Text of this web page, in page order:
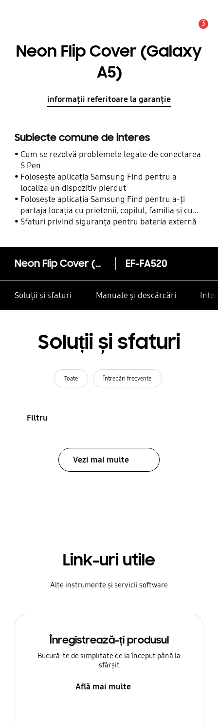
3
Neon Flip Cover (Galaxy
A5)
informații referitoare la garanție
Subiecte comune de interes
Cum se rezolvă problemele legate de conectarea
S Pen
Folosește aplicația Samsung Find pentru a
localiza un dispozitiv pierdut
Folosește aplicația Samsung Find pentru a-ți
partaja locația cu prietenii, copilul, familia și cu
alte contacte
Sfaturi privind siguranța pentru bateria externă
Neon Flip Cover (Galaxy A5) EF-FA520
Soluții și sfaturi Manuale și descărcări
Soluții și sfaturi
Toate Întrebări frecvente
Filtru
Vezi mai multe
Link-uri utile
Alte instrumente și servicii software
Înregistrează-ți produsul
Bucură-te de simplitate de la început până la
sfârșit
Află mai multe